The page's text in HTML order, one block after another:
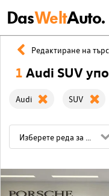
DasWeltAuto.
Редактиране на
1 Audi SUV
Audi SUV